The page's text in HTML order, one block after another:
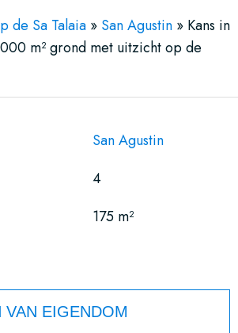
de Sa Talaia » San Agustin » Kans in
m² grond met uitzicht op de
San Agustin
4
175 m²
VAN EIGENDOM